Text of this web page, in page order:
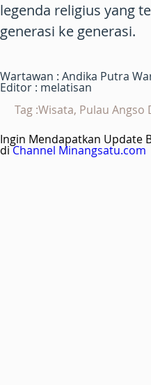
legenda religius yang
generasi ke generasi.
Wartawan : Andika Putra
Editor : melatisan
Tag :Wisata, Pulau Angso
Ingin Mendapatkan Update
diChannel Minangsatu.com